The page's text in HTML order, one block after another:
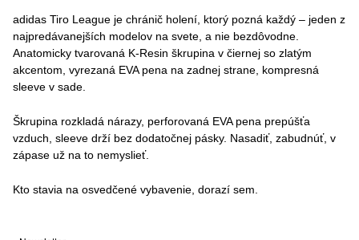
adidas Tiro League je chránič holení, ktorý pozná každý – jeden z
najpredávanejších modelov na svete, a nie bezdôvodne.
Anatomicky tvarovaná K-Resin škrupina v čiernej so zlatým
akcentom, vyrezaná EVA pena na zadnej strane, kompresná
sleeve v sade.
Škrupina rozkladá nárazy, perforovaná EVA pena prepúšťa
vzduch, sleeve drží bez dodatočnej pásky. Nasadiť, zabudnúť, v
zápase už na to nemyslieť.
Kto stavia na osvedčené vybavenie, dorazí sem.